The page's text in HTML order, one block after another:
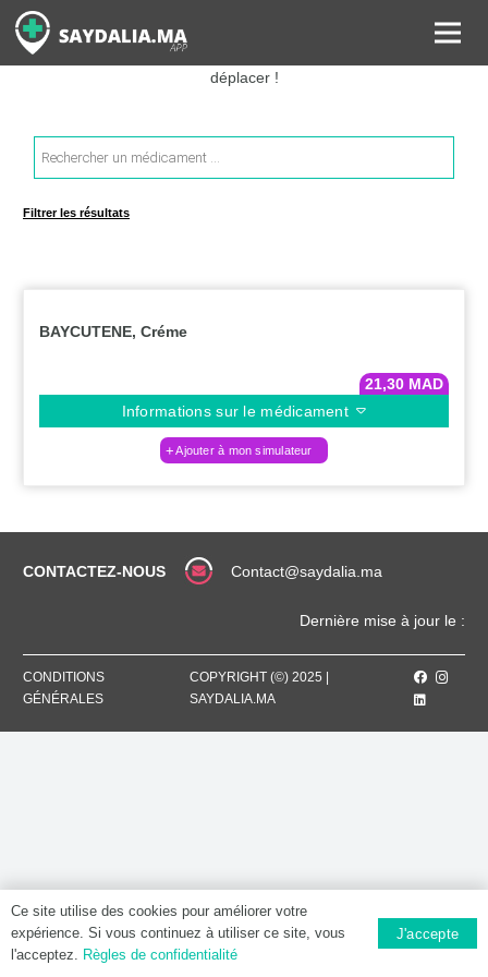
Rechercher les informations sur vos médicaments, leurs prix et
estimer ainsi le coût total de votre ordonnance, sans vous
déplacer !
Recherche
de
produits
Filtrer les résultats
BAYCUTENE, Créme
21,30 MAD
Informations sur le médicament
Ajouter à mon simulateur
CONTACTEZ-NOUS Contact@saydalia.ma
Dernière mise à jour le :
CONDITIONS
GÉNÉRALES
COPYRIGHT (©) 2025 |
SAYDALIA.MA
Ce site utilise des cookies pour améliorer votre
expérience. Si vous continuez à utiliser ce site, vous
l'acceptez. Règles de confidentialité
J'accepte